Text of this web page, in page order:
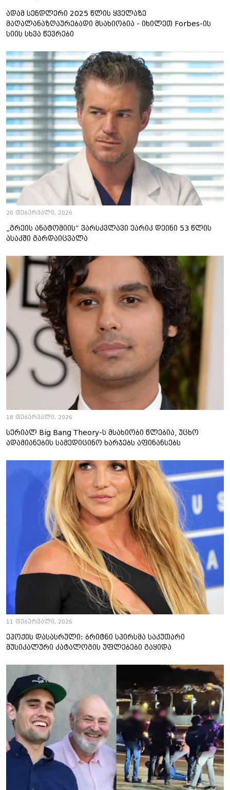
ადამ სენდლერი 2025 წლის ყველაზე
მაღალანაზღაურებადი მსახიობია - იხილეთ Forbes-ის
სიის სხვა წევრები ​
20 თებერვალი, 2026
„გრეის ანატომიის“ ვარსკვლავი ეარიკ დეინი 53 წლის
ასაკში გარდაიცვალა
18 თებერვალი, 2026
სერიალ Big Bang Theory-ს მსახიობი წლებია, უცხო
ადამიანების სამედიცინო ხარჯებს აფინანსებს
11 თებერვალი, 2026
ეპოქის დასასრული: ბრიტნი სპირსმა საკუთარი
მუსიკალური კატალოგის უფლებები გაყიდა